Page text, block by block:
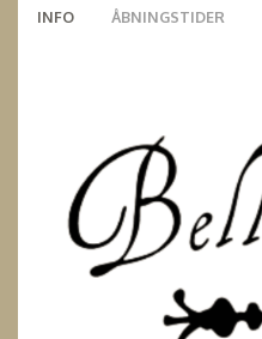
INFO ÅBNINGSTIDER